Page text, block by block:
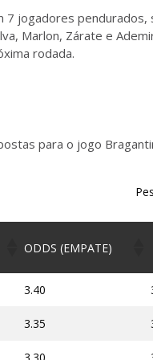
jogadores pendurados,
Marlon, Zárate e
rodada.
para o jogo
ODDS (EMPATE)
3.40
3.35